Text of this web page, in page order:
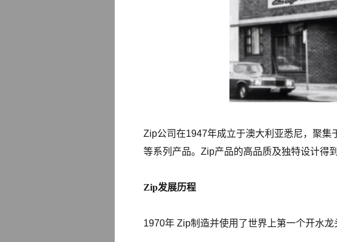
Zip公司在1947年成立于澳大利亚悉尼，聚
等系列产品。Zip产品的高品质及独特设计得
Zip发展历程
1970年 Zip制造并使用了世界上第一个开水龙